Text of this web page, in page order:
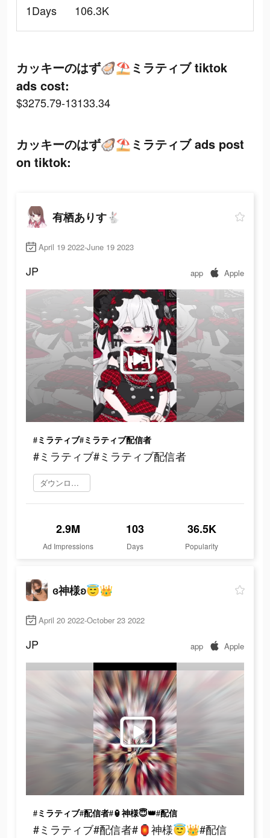
1Days
106.3K
カッキーのはず🦪⛱ミラティブ tiktok
ads cost:
$3275.79-13133.34
カッキーのはず🦪⛱ミラティブ ads post
on tiktok:
有栖ありす🐇
April 19 2022-June 19 2023
JP app Apple
#ミラティブ#ミラティブ配信者
#ミラティブ#ミラティブ配信者
ダウンロード
2.9M
Ad Impressions
103
Days
36.5K
Popularity
ɞ神様ʚ😇👑
April 20 2022-October 23 2022
JP app Apple
#ミラティブ#配信者#🏮神様😇👑#配信
#ミラティブ#配信者#🏮神様😇👑#配信